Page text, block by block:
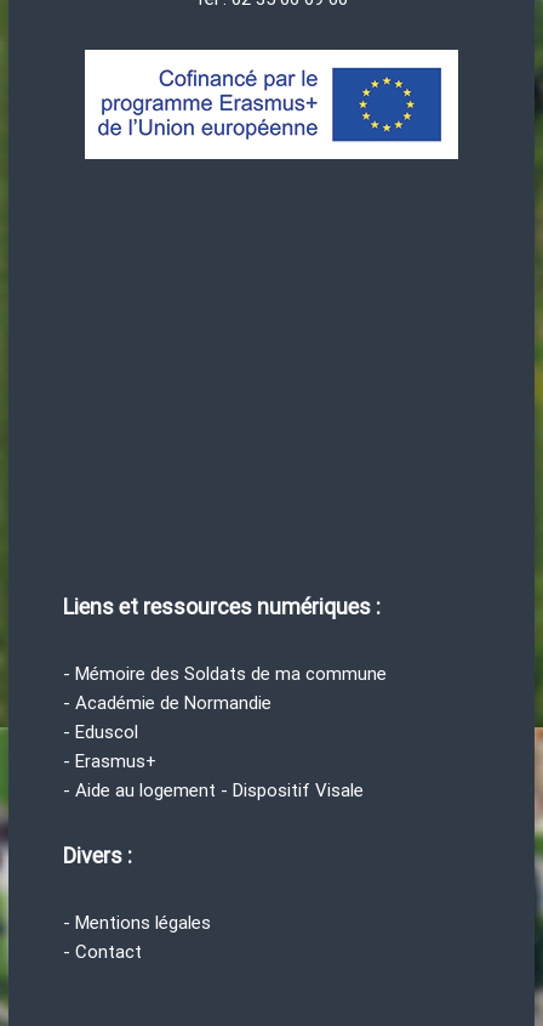
Liens et ressources numériques :
- Mémoire des Soldats de ma commune
- Académie de Normandie
- Eduscol
- Erasmus+
- Aide au logement - Dispositif Visale
Divers :
- Mentions légales
- Contact